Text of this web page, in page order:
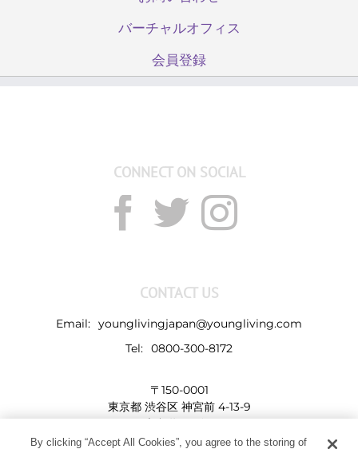
バーチャルオフィス
会員登録
CONNECT ON SOCIAL
CONTACT US
Email: younglivingjapan@youngliving.com
Tel: 0800-300-8172
〒150-0001
東京都 渋谷区 神宮前 4-13-9
表参道LHビル
By clicking “Accept All Cookies”, you agree to the storing of